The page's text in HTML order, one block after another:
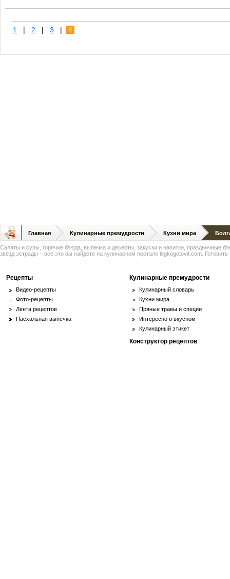
1 | 2 | 3 | 4
Главная Кулинарные премудрости Кухни мира
Салаты и супы, горячие блюда, выпечка и десерты, закуски и напитки, праздничные
звезд эстрады – все это вы найдете на кулинарном портале legkogotovit.com. Готовить
Рецепты
Видео-рецепты
Фото-рецепты
Лента рецептов
Пасхальная выпечка
Кулинарные премудрости
Кулинарный словарь
Кухни мира
Пряные травы и специи
Интересно о вкусном
Кулинарный этикет
Конструктор рецептов